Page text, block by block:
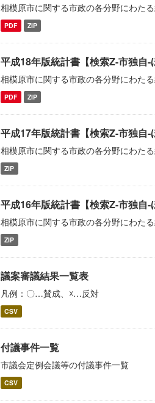
相模原市に関する市政の各分野にわた
PDF ZIP
平成18年版統計書【検索Z-市独自-
相模原市に関する市政の各分野にわた
PDF ZIP
平成17年版統計書【検索Z-市独自-
相模原市に関する市政の各分野にわた
ZIP
平成16年版統計書【検索Z-市独自-
相模原市に関する市政の各分野にわた
ZIP
議案審議結果一覧表
凡例：〇…賛成、☓…反対
CSV
付議事件一覧
市議会定例会議等の付議事件一覧
CSV